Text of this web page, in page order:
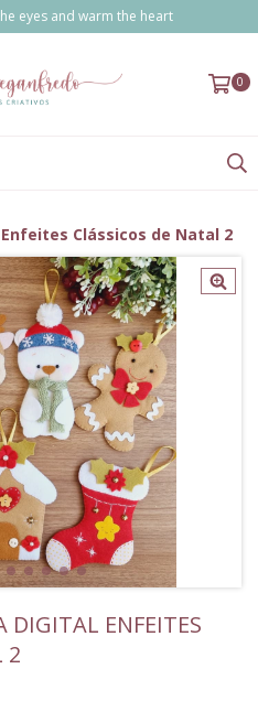
eyes and warm the heart
0
Clássicos de Natal 2
DIGITAL ENFEITES
2